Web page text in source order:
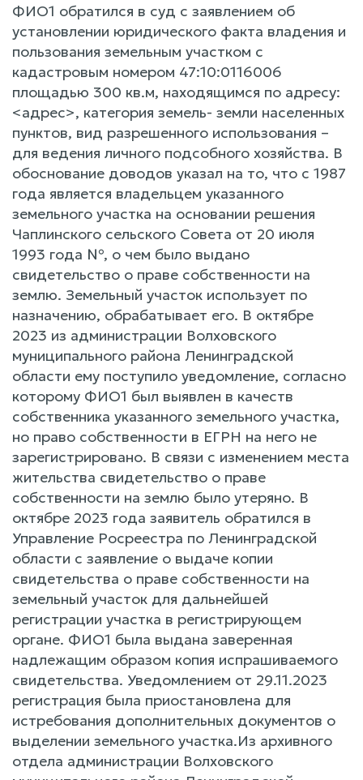
ФИО1 обратился в суд с заявлением об
установлении юридического факта владения и
пользования земельным участком с
кадастровым номером 47:10:0116006
площадью 300 кв.м, находящимся по адресу:
<адрес>, категория земель- земли населенных
пунктов, вид разрешенного использования –
для ведения личного подсобного хозяйства. В
обоснование доводов указал на то, что с 1987
года является владельцем указанного
земельного участка на основании решения
Чаплинского сельского Совета от 20 июля
1993 года №, о чем было выдано
свидетельство о праве собственности на
землю. Земельный участок использует по
назначению, обрабатывает его. В октябре
2023 из администрации Волховского
муниципального района Ленинградской
области ему поступило уведомление, согласно
которому ФИО1 был выявлен в качеств
собственника указанного земельного участка,
но право собственности в ЕГРН на него не
зарегистрировано. В связи с изменением места
жительства свидетельство о праве
собственности на землю было утеряно. В
октябре 2023 года заявитель обратился в
Управление Росреестра по Ленинградской
области с заявление о выдаче копии
свидетельства о праве собственности на
земельный участок для дальнейшей
регистрации участка в регистрирующем
органе. ФИО1 была выдана заверенная
надлежащим образом копия испрашиваемого
свидетельства. Уведомлением от 29.11.2023
регистрация была приостановлена для
истребования дополнительных документов о
выделении земельного участка.Из архивного
отдела администрации Волховского